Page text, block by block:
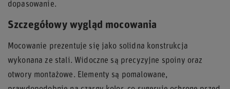
dopasowanie.
Szczegółowy wygląd mocowania
Mocowanie prezentuje się jako solidna konstrukcja
wykonana ze stali. Widoczne są precyzyjne spoiny oraz
otwory montażowe. Elementy są pomalowane,